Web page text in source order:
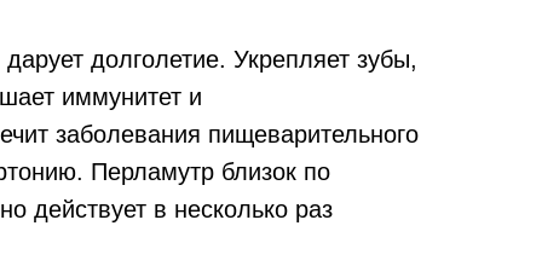
дарует долголетие. Укрепляет зубы,
иммунитет и
заболевания пищеварительного
Перламутр близок по
действует в несколько раз